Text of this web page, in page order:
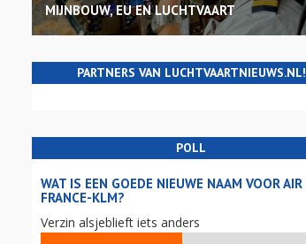
MIJNBOUW, EU EN LUCHTVAART
PARTNERS VAN LUCHTVAARTNIEUWS.NL!
POLL
WAT IS EEN GOEDE NIEUWE NAAM VOOR AIR
FRANCE-KLM?
Verzin alsjeblieft iets anders